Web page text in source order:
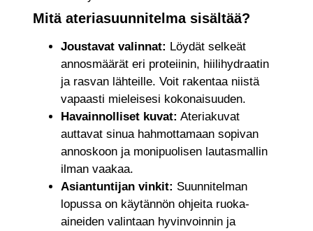
Mitä ateriasuunnitelma sisältää?
Joustavat valinnat: Löydät selkeät
annosmäärät eri proteiinin, hiilihydraatin
ja rasvan lähteille. Voit rakentaa niistä
vapaasti mieleisesi kokonaisuuden.
Havainnolliset kuvat: Ateriakuvat
auttavat sinua hahmottamaan sopivan
annoskoon ja monipuolisen lautasmallin
ilman vaakaa.
Asiantuntijan vinkit: Suunnitelman
lopussa on käytännön ohjeita ruoka-
aineiden valintaan hyvinvoinnin ja